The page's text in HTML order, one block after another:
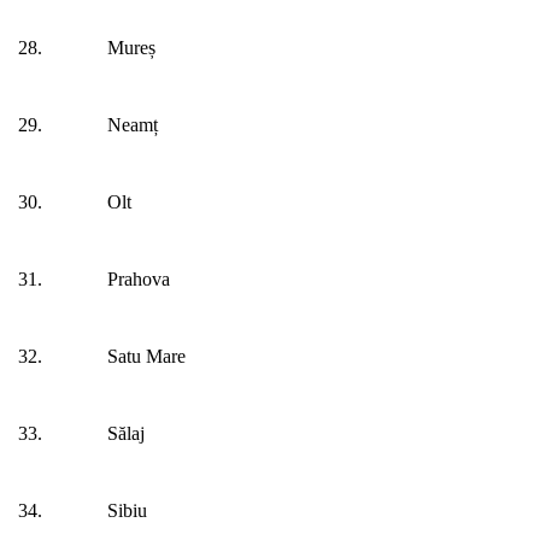
28. Mureș
29. Neamț
30. Olt
31. Prahova
32. Satu Mare
33. Sălaj
34. Sibiu